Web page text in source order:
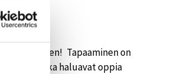
tapaamiseen! Tapaaminen on
niile, jotka haluavat oppia